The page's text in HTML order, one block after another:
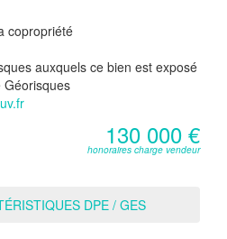
copropriété
auxquels ce bien est exposé
Géorisques
130 000 €
honoraires charge vendeur
DPE / GES